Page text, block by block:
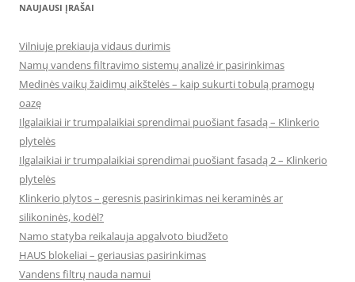
NAUJAUSI ĮRAŠAI
Vilniuje prekiauja vidaus durimis
Namų vandens filtravimo sistemų analizė ir pasirinkimas
Medinės vaikų žaidimų aikštelės – kaip sukurti tobulą pramogų
oazę
Ilgalaikiai ir trumpalaikiai sprendimai puošiant fasadą – Klinkerio
plytelės
Ilgalaikiai ir trumpalaikiai sprendimai puošiant fasadą 2 – Klinkerio
plytelės
Klinkerio plytos – geresnis pasirinkimas nei keraminės ar
silikoninės, kodėl?
Namo statyba reikalauja apgalvoto biudžeto
HAUS blokeliai – geriausias pasirinkimas
Vandens filtrų nauda namui